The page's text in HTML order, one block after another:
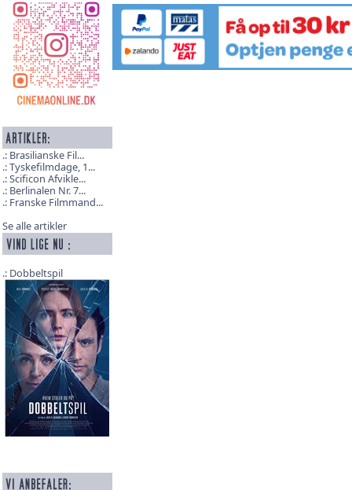
Brasilianske Fil...
Tyskefilmdage, 1...
Scificon Afvikle...
Berlinalen Nr. 7...
Franske Filmmand...
Se alle artikler
Dobbeltspil